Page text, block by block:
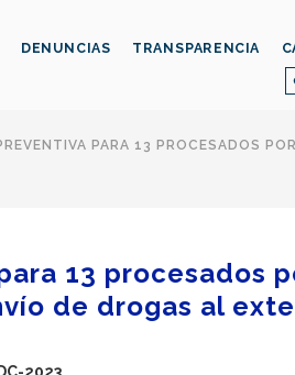
DENUNCIAS TRANSPARENCIA
PARA 13 PROCESADOS
13 procesados
de drogas al